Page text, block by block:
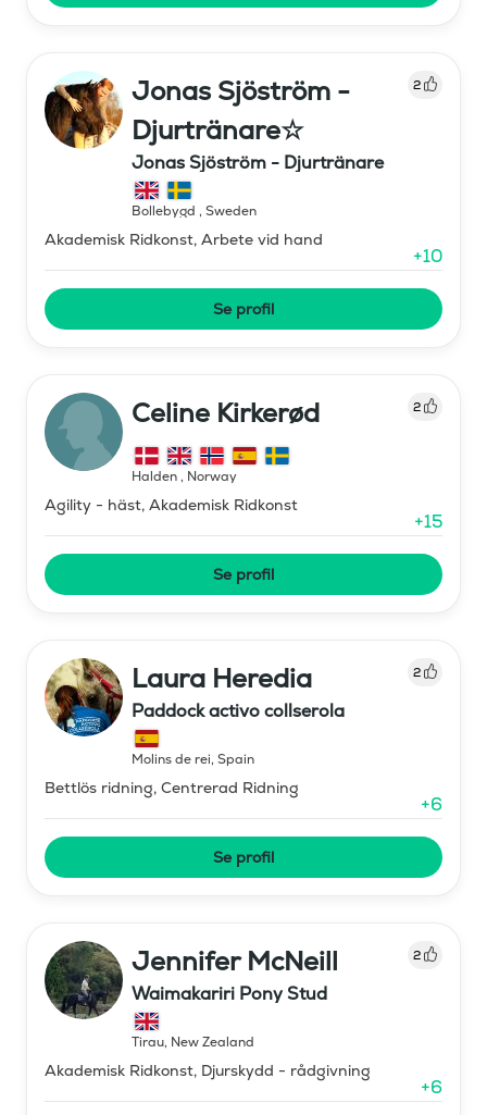
Jonas Sjöström -
Djurtränare☆
2
Jonas Sjöström - Djurtränare
Bollebygd , Sweden
Akademisk Ridkonst, Arbete vid hand
+10
Se profil
Celine Kirkerød 2
Halden, Norway
Agility - häst, Akademisk Ridkonst
+15
Se profil
Laura Heredia 2
Paddock activo collserola
Molins de rei, Spain
Bettlös ridning, Centrerad Ridning
+6
Se profil
Jennifer McNeill 2
Waimakariri Pony Stud
Tirau, New Zealand
Akademisk Ridkonst, Djurskydd - rådgivning
+6